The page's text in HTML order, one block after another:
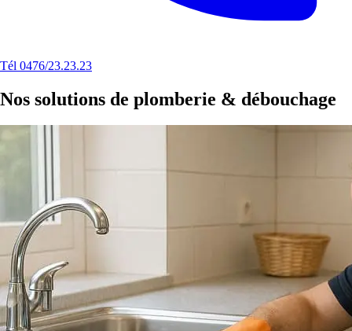
Tél 0476/23.23.23
Nos solutions de plomberie & débouchage